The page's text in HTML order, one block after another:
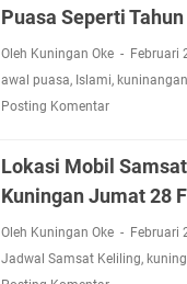
Puasa Seperti
Oleh Kuningan Oke
Februari
awal puasa, Islami,
Posting Komentar
Lokasi Mobil
Kuningan Jumat 28
Oleh Kuningan Oke
Februari
Jadwal Samsat Keliling,